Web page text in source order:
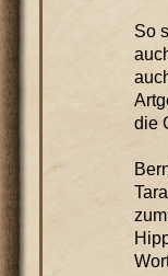
So
die